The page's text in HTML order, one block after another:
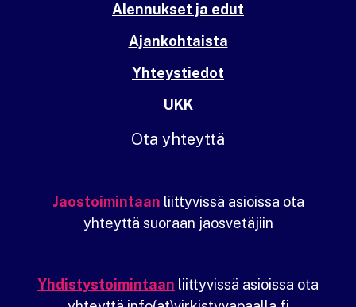
Alennukset ja edut
Ajankohtaista
Yhteystiedot
UKK
Ota yhteyttä
Jaostoimintaan liittyvissä asioissa ota
yhteyttä suoraan jaosvetäjiin
Yhdistystoimintaan liittyvissä asioissa ota